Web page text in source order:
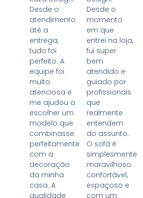
Desde o
atendimento
até a
entrega,
tudo foi
perfeito. A
equipe foi
muito
atenciosa e
me ajudou a
escolher um
modelo que
combinasse
perfeitamente
com a
decoração
da minha
casa. A
qualidade
Desde o
momento
em que
entrei na loja,
fui super
bem
atendido e
guiado por
profissionais
que
realmente
entendem
do assunto.
O sofá é
simplesmente
maravilhoso:
confortável,
espaçoso e
com um